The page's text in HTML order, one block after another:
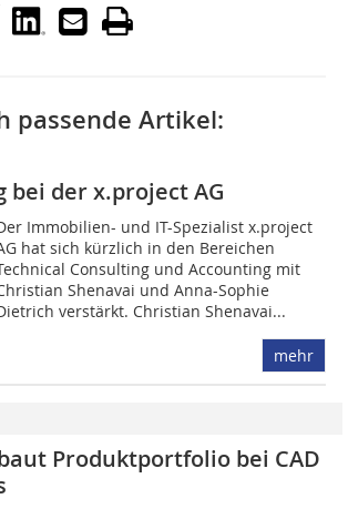
passende Artikel:
bei der x.project AG
Immobilien- und IT-Spezialist x.project
hat sich kürzlich in den Bereichen
Consulting und Accounting mit
Shenavai und Anna-Sophie
verstärkt. Christian Shenavai...
mehr
Produktportfolio bei CAD